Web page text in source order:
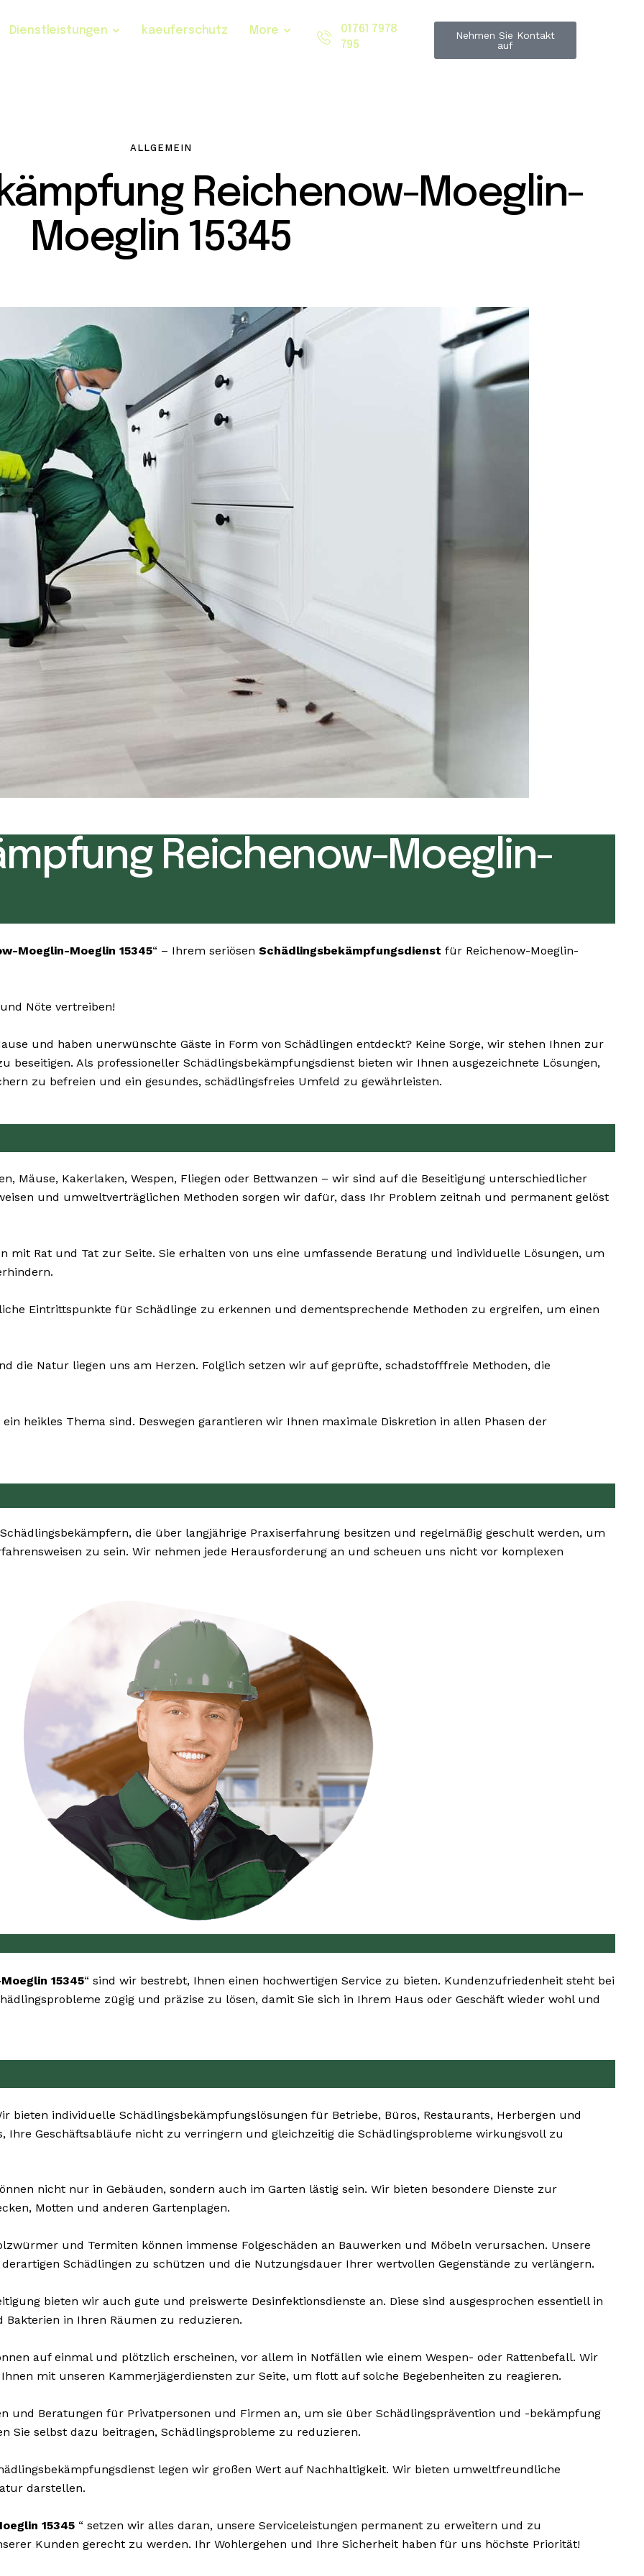
Dienstleistungen kaeuferschutz More
01761 7978
795
Nehmen Sie Kontakt
auf
ALLGEMEIN
Reichenow-Moeglin-
Moeglin 15345
Reichenow-Moeglin-
Moeglin-Moeglin 15345“ – Ihrem seriösen Schädlingsbekämpfungsdienst für Reichenow-Moeglin-
Nöte vertreiben!
und haben unerwünschte Gäste in Form von Schädlingen entdeckt? Keine Sorge, wir stehen Ihnen zur
beseitigen. Als professioneller Schädlingsbekämpfungsdienst bieten wir Ihnen ausgezeichnete Lösungen,
zu befreien und ein gesundes, schädlingsfreies Umfeld zu gewährleisten.
Mäuse, Kakerlaken, Wespen, Fliegen oder Bettwanzen – wir sind auf die Beseitigung unterschiedlicher
und umweltverträglichen Methoden sorgen wir dafür, dass Ihr Problem zeitnah und permanent gelöst
mit Rat und Tat zur Seite. Sie erhalten von uns eine umfassende Beratung und individuelle Lösungen, um
Eintrittspunkte für Schädlinge zu erkennen und dementsprechende Methoden zu ergreifen, um einen
die Natur liegen uns am Herzen. Folglich setzen wir auf geprüfte, schadstofffreie Methoden, die
heikles Thema sind. Deswegen garantieren wir Ihnen maximale Diskretion in allen Phasen der
die über langjährige Praxiserfahrung besitzen und regelmäßig geschult werden, um
zu sein. Wir nehmen jede Herausforderung an und scheuen uns nicht vor komplexen
15345“ sind wir bestrebt, Ihnen einen hochwertigen Service zu bieten. Kundenzufriedenheit steht bei
zügig und präzise zu lösen, damit Sie sich in Ihrem Haus oder Geschäft wieder wohl und
bieten individuelle Schädlingsbekämpfungslösungen für Betriebe, Büros, Restaurants, Herbergen und
Ihre Geschäftsabläufe nicht zu verringern und gleichzeitig die Schädlingsprobleme wirkungsvoll zu
nicht nur in Gebäuden, sondern auch im Garten lästig sein. Wir bieten besondere Dienste zur
Motten und anderen Gartenplagen.
und Termiten können immense Folgeschäden an Bauwerken und Möbeln verursachen. Unsere
Schädlingen zu schützen und die Nutzungsdauer Ihrer wertvollen Gegenstände zu verlängern.
bieten wir auch gute und preiswerte Desinfektionsdienste an. Diese sind ausgesprochen essentiell in
in Ihren Räumen zu reduzieren.
auf einmal und plötzlich erscheinen, vor allem in Notfällen wie einem Wespen- oder Rattenbefall. Wir
mit unseren Kammerjägerdiensten zur Seite, um flott auf solche Begebenheiten zu reagieren.
und Beratungen für Privatpersonen und Firmen an, um sie über Schädlingsprävention und -bekämpfung
Sie selbst dazu beitragen, Schädlingsprobleme zu reduzieren.
legen wir großen Wert auf Nachhaltigkeit. Wir bieten umweltfreundliche
darstellen.
15345 “ setzen wir alles daran, unsere Serviceleistungen permanent zu erweitern und zu
Kunden gerecht zu werden. Ihr Wohlergehen und Ihre Sicherheit haben für uns höchste Priorität!